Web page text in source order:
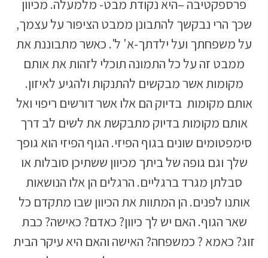
פרספקטיבה –היא נקודת מבט- מלמעלה. מכיוון
שכך הרי נבקשך להתבונן ממבט הציפור על עצמך,
על משפחתך ועל ילדתך-א' ל'. כאשר מתבוננת את
ממבט זה על כל התמונה תוכלי לזהות את אותם
מקומות אשר מבקשים להתנקות ולהגיע לאיזון.
אותם מקומות בדיוק הם אלו אשר דורשים ריפוי ואל
אותם מקומות בדיוק מתבקשת את לשים לב דרך
סימפטומים שונים בגוף הפיזי. הגוף הפיזי הוא גופך
שלך וגם גופה של ביתך מכיוון ששתיכן סובלות או
סבלתן מגרד ברגליים. הרגלים הן אלו הנושאות
אותנו לפנים. הן המתוות את הכיוון שבו מתקדם כל
שאר הגוף. האם יש לך כיוון? כאדם? כאישה? כבת
זוג? כאמא ? כמשפחה? האישה והאם היא עיקר הבית